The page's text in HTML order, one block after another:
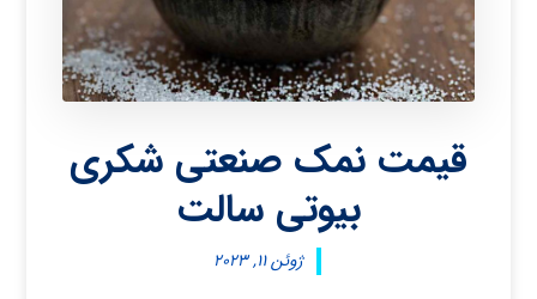
قیمت نمک صنعتی شکری
بیوتی سالت
ژوئن ۱۱, ۲۰۲۳